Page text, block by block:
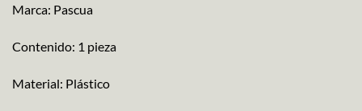
Marca: Pascua
Contenido: 1 pieza
Material: Plástico